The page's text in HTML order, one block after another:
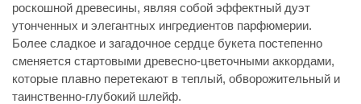
роскошной древесины, являя собой эффектный дуэт
утонченных и элегантных ингредиентов парфюмерии.
Более сладкое и загадочное сердце букета постепенно
сменяется стартовыми древесно-цветочными аккордами,
которые плавно перетекают в теплый, обворожительный и
таинственно-глубокий шлейф.